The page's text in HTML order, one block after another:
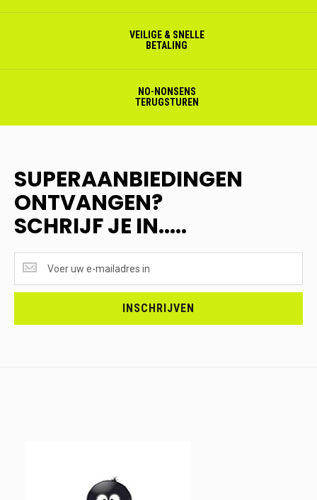
VEILIGE & SNELLE
BETALING
NO-NONSENS
TERUGSTUREN
SUPERAANBIEDINGEN
ONTVANGEN?
SCHRIJF JE IN.....
ONTVANGEN?
<br>SCHRIJF
INSCHRIJVEN